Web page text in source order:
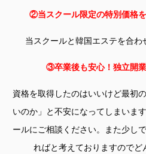
②当スクール限定の特別価格を
当スクールと韓国エステを合わ
③卒業後も安心！独立開業
資格を取得したのはいいけど最初
いのか」と不安になってしまいま
ールにご相談ください。また少し
ればと考えておりますのでど